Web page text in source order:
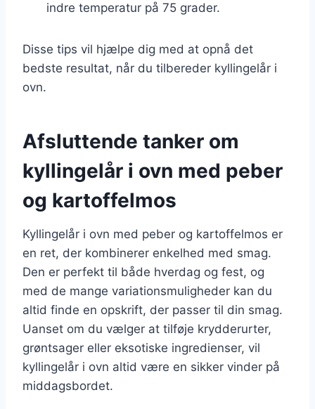
indre temperatur på 75 grader.
Disse tips vil hjælpe dig med at opnå det
bedste resultat, når du tilbereder kyllingelår i
ovn.
Afsluttende tanker om
kyllingelår i ovn med peber
og kartoffelmos
Kyllingelår i ovn med peber og kartoffelmos er
en ret, der kombinerer enkelhed med smag.
Den er perfekt til både hverdag og fest, og
med de mange variationsmuligheder kan du
altid finde en opskrift, der passer til din smag.
Uanset om du vælger at tilføje krydderurter,
grøntsager eller eksotiske ingredienser, vil
kyllingelår i ovn altid være en sikker vinder på
middagsbordet.